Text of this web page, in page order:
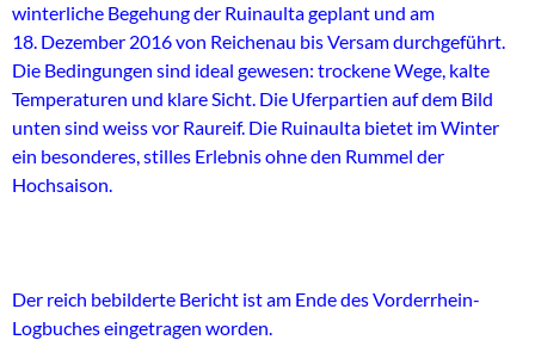
winterliche Begehung der Ruinaulta geplant und am
18. Dezember 2016 von Reichenau bis Versam durchgeführt.
Die Bedingungen sind ideal gewesen: trockene Wege, kalte
Temperaturen und klare Sicht. Die Uferpartien auf dem Bild
unten sind weiss vor Raureif. Die Ruinaulta bietet im Winter
ein besonderes, stilles Erlebnis ohne den Rummel der
Hochsaison.
Der reich bebilderte Bericht ist am Ende des Vorderrhein-
Logbuches eingetragen worden.